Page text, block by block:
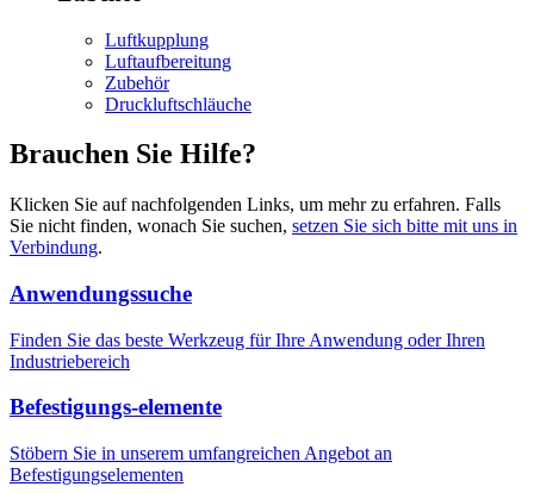
Luftkupplung
Luftaufbereitung
Zubehör
Druckluftschläuche
Brauchen Sie Hilfe?
Klicken Sie auf nachfolgenden Links, um mehr zu erfahren. Falls
Sie nicht finden, wonach Sie suchen, setzen Sie sich bitte mit uns in
Verbindung.
Anwendungssuche
Finden Sie das beste Werkzeug für Ihre Anwendung oder Ihren
Industriebereich
Befestigungs-elemente
Stöbern Sie in unserem umfangreichen Angebot an
Befestigungselementen